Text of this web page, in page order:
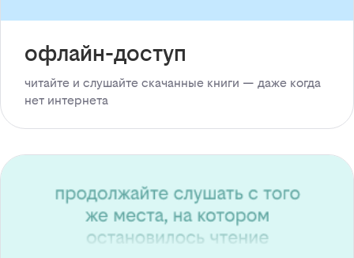
офлайн-доступ
читайте и слушайте скачанные книги — даже когда
нет интернета